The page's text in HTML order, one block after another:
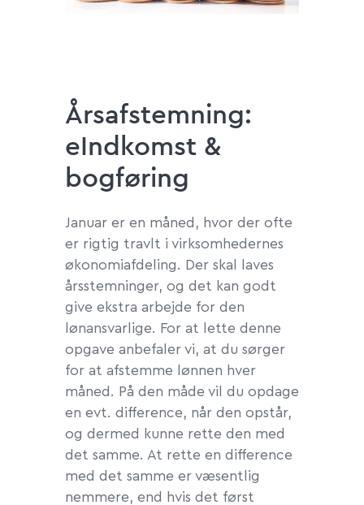
Årsafstemning:
eIndkomst &
bogføring
Januar er en måned, hvor der ofte
er rigtig travlt i virksomhedernes
økonomiafdeling. Der skal laves
årsstemninger, og det kan godt
give ekstra arbejde for den
lønansvarlige. For at lette denne
opgave anbefaler vi, at du sørger
for at afstemme lønnen hver
måned. På den måde vil du opdage
en evt. difference, når den opstår,
og dermed kunne rette den med
det samme. At rette en difference
med det samme er væsentlig
nemmere, end hvis det først